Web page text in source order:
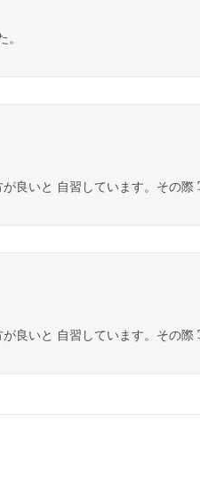
良いと 自習しています。その際
良いと 自習しています。その際